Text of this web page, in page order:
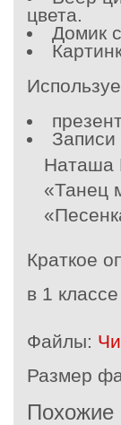
цвета.
Домик
Записи
Наташа
«Танец
Краткое
в 1
Файлы:
Размер
Похожие